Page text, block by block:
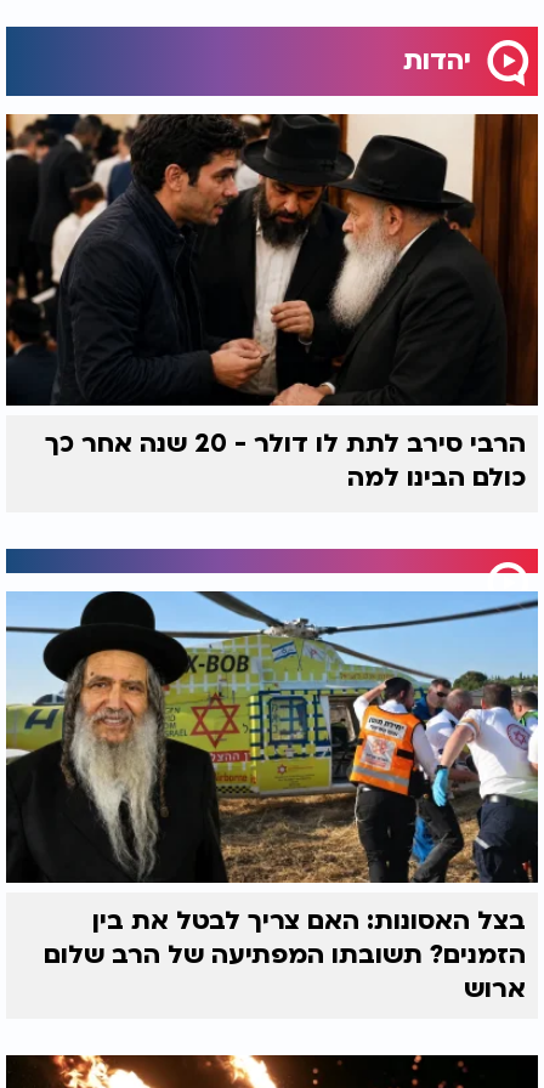
יהדות
הרבי סירב לתת לו דולר - 20 שנה אחר כך
כולם הבינו למה
בצל האסונות: האם צריך לבטל את בין
הזמנים? תשובתו המפתיעה של הרב שלום
ארוש